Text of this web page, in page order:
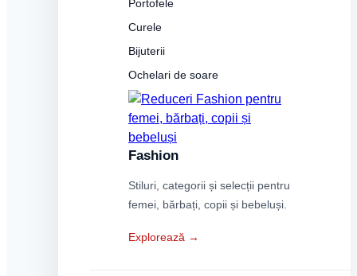
Portofele
Curele
Bijuterii
Ochelari de soare
Fashion
Stiluri, categorii și selecții pentru
femei, bărbați, copii și bebeluși.
Explorează →